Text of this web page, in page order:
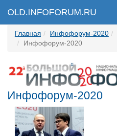
OLD.INFOFORUM.RU
Главная Инфофорум-2020
Инфофорум-2020
Инфофорум-2020